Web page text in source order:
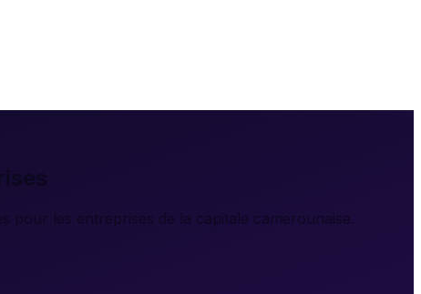
pour les entreprises de la capitale camerounaise.